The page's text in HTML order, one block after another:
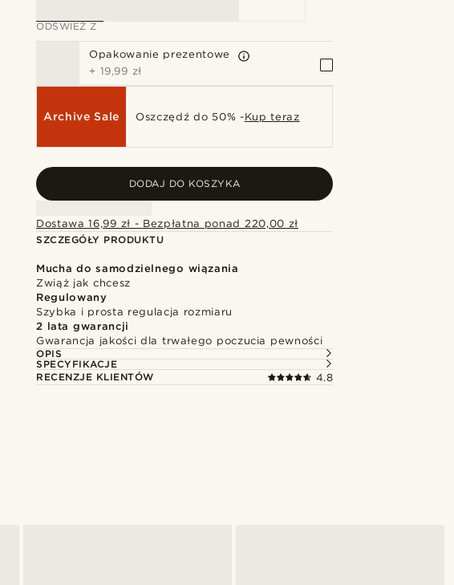
ODŚWIEŻ Z
Opakowanie prezentowe
+ 19,99 zł
Archive Sale Oszczędź do 50% -Kup teraz
DODAJ DO KOSZYKA
Dostawa 16,99 zł - Bezpłatna ponad 220,00 zł
SZCZEGÓŁY PRODUKTU
Mucha do samodzielnego wiązania
Zwiąż jak chcesz
Regulowany
Szybka i prosta regulacja rozmiaru
2 lata gwarancji
Gwarancja jakości dla trwałego poczucia pewności
OPIS
SPECYFIKACJE
RECENZJE KLIENTÓW
4.8